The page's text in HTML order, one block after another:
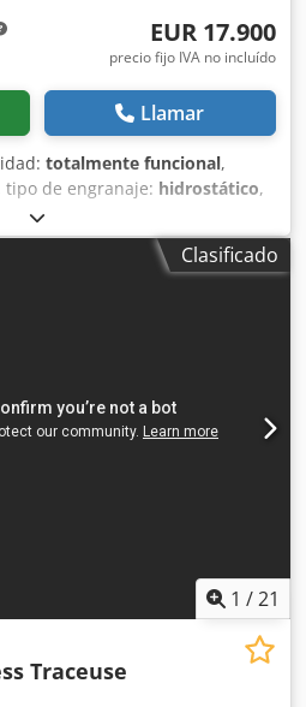
EUR 17.900
precio fijo IVA no incluído
Llamar
totalmente funcional,
tipo de engranaje: hidrostático,
, color:
LineLazer IV 250SPS + Depósito
+ Pulverización paralela: 2
previas reservadas!
Clasificado
1 /21
Traceuse